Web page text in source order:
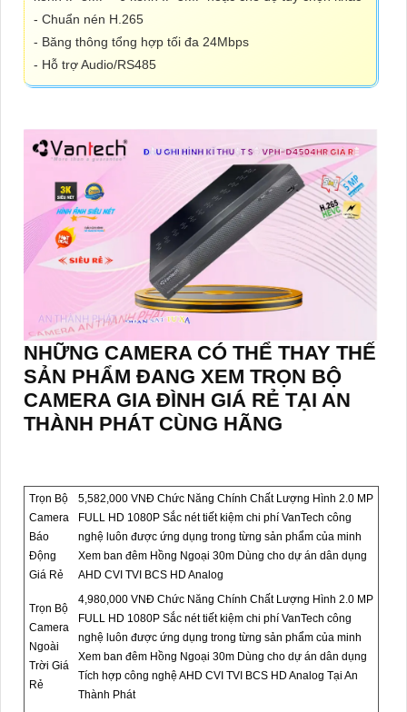
- Chuẩn nén H.265
- Băng thông tổng hợp tối đa 24Mbps
- Hỗ trợ Audio/RS485
NHỮNG CAMERA CÓ THỂ THAY THẾ
SẢN PHẨM ĐANG XEM TRỌN BỘ
CAMERA GIA ĐÌNH GIÁ RẺ TẠI AN
THÀNH PHÁT CÙNG HÃNG
Trọn Bộ
Camera
Báo
Động
Giá Rẻ
5,582,000 VNĐ Chức Năng Chính Chất Lượng Hình 2.0 MP
FULL HD 1080P Sắc nét tiết kiệm chi phí VanTech công
nghệ luôn được ứng dụng trong từng sản phẩm của minh
Xem ban đêm Hồng Ngoại 30m Dùng cho dự án dân dụng
AHD CVI TVI BCS HD Analog
Trọn Bộ
Camera
Ngoài
Trời Giá
Rẻ
4,980,000 VNĐ Chức Năng Chính Chất Lượng Hình 2.0 MP
FULL HD 1080P Sắc nét tiết kiệm chi phí VanTech công
nghệ luôn được ứng dụng trong từng sản phẩm của minh
Xem ban đêm Hồng Ngoại 30m Dùng cho dự án dân dụng
Tích hợp công nghệ AHD CVI TVI BCS HD Analog Tại An
Thành Phát